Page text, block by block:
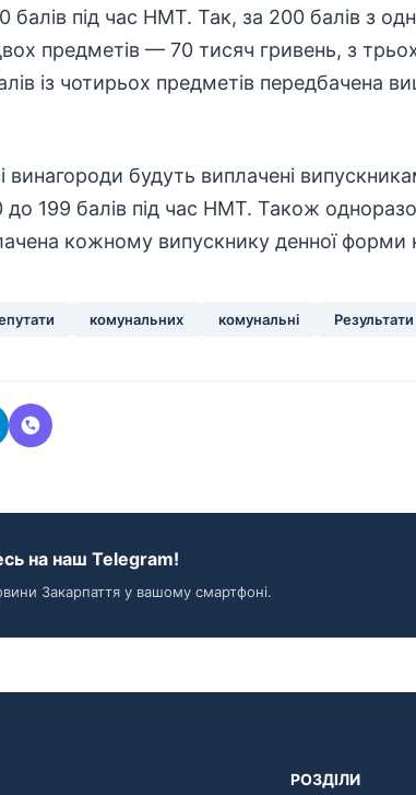
під час НМТ. Так, за 200 балів з
предметів — 70 тисяч гривень, з
із чотирьох предметів передбачена
винагороди будуть виплачені
до 199 балів під час НМТ. Також
кожному випускнику денної форми
комунальних комунальні Результати
на наш Telegram!
Закарпаття у вашому смартфоні.
РОЗДІЛИ